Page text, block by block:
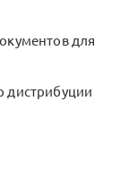
для
дистрибуции